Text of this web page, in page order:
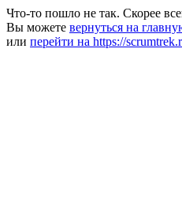
Что-то пошло не так. Скорее
Вы можете вернуться на
или перейти на https://